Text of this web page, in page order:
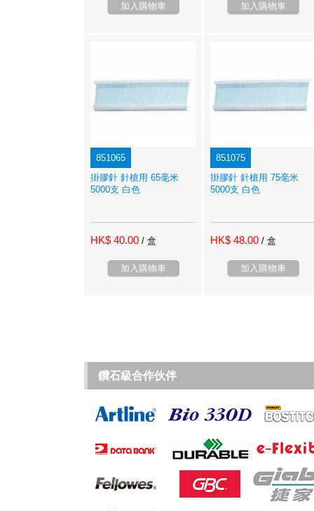
加入購物車 加入購物車
851065
掛膠針 針槍用 65毫米
5000支 白色
HK$ 40.00 / 盒
加入購物車
851075
掛膠針 針槍用 75毫米
5000支 白色
HK$ 48.00 / 盒
加入購物車
鑽石級合作伙伴